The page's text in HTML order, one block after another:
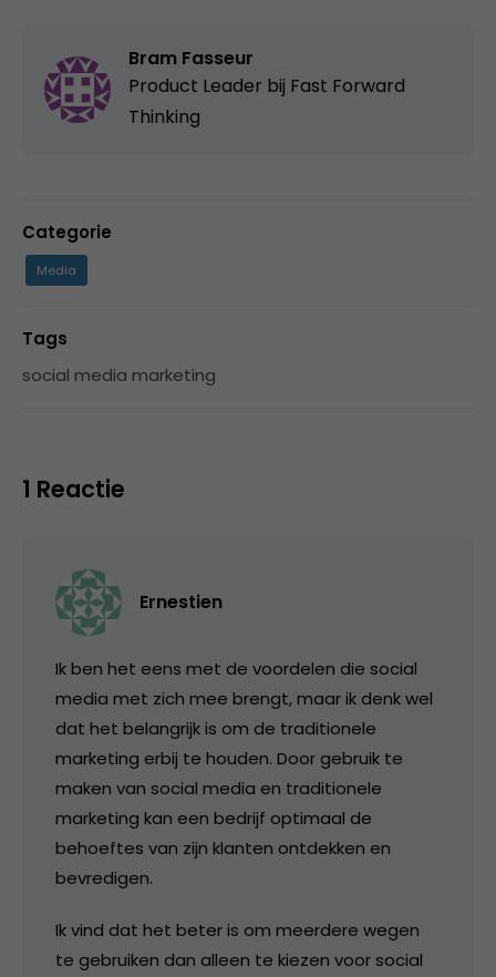
Bram Fasseur
Product Leader bij Fast Forward
Thinking
Categorie
Media
Tags
social media marketing
1 Reactie
Ernestien
Ik ben het eens met de voordelen die social
media met zich mee brengt, maar ik denk wel
dat het belangrijk is om de traditionele
marketing erbij te houden. Door gebruik te
maken van social media en traditionele
marketing kan een bedrijf optimaal de
behoeftes van zijn klanten ontdekken en
bevredigen.
Ik vind dat het beter is om meerdere wegen
te gebruiken dan alleen te kiezen voor social